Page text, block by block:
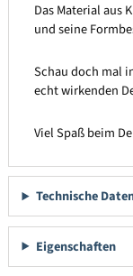
Das Material aus
und seine
Schau doch mal
echt wirkenden
Viel Spaß beim
Technische
Eigenschaften